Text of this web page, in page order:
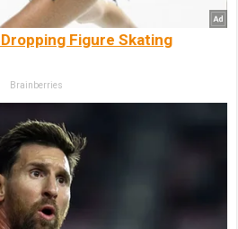
Figure Skating
Brainberries